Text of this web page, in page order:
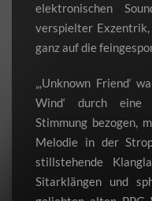
elektronischen
verspielter
ganz auf die
„,Unknown Friend‘
Wind‘ durch eine
Stimmung bezogen,
Melodie in der
stillstehende
Sitarklängen und